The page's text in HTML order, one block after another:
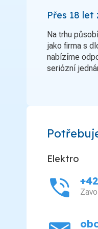
Přes 18 let
Na trhu
jako firma s
nabízíme
seriózní
Elektro
phone_in_talk